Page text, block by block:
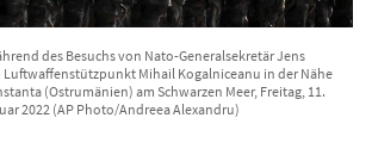
des Besuchs von Nato-Generalsekretär Jens
Mihail Kogalniceanu in der Nähe
(Ostrumänien) am Schwarzen Meer, Freitag, 11.
2022 (AP Photo/Andreea Alexandru)